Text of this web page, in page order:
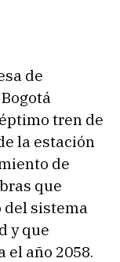
de
tren de
la estación
de
que
sistema
y que
el año 2058.